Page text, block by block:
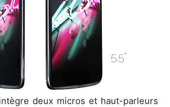
deux micros et haut-parleurs